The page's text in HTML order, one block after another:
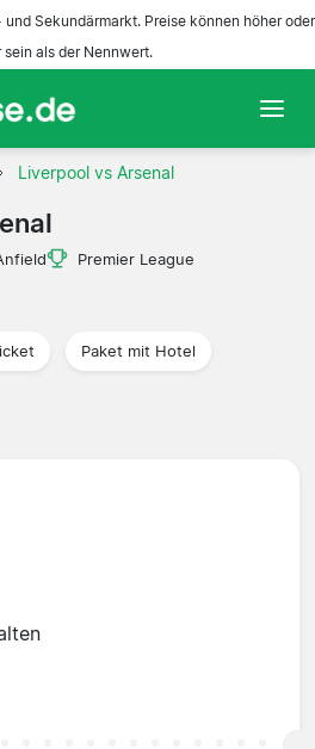
Sekundärmarkt. Preise können höher oder
sein als der Nennwert.
Liverpool vs Arsenal
Premier League
Paket mit Hotel